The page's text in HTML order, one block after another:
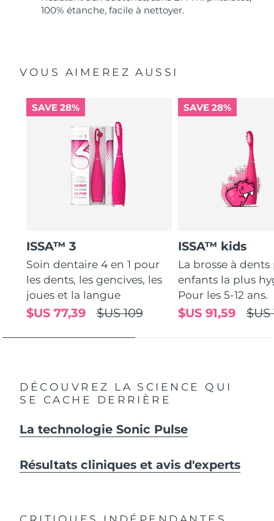
100% étanche, facile à nettoyer.
VOUS AIMEREZ AUSSI
SAVE 28%
ISSA™ 3
Soin dentaire 4 en 1 pour
les dents, les gencives, les
joues et la langue
$US 109
$US 77,39
SAVE 28%
ISSA™ kids
La brosse à
enfants la plus
Pour les 5-12 ans.
$US
$US 91,59
DÉCOUVREZ LA SCIENCE QUI
SE CACHE DERRIÈRE
La technologie Sonic Pulse
Résultats cliniques et avis d'experts